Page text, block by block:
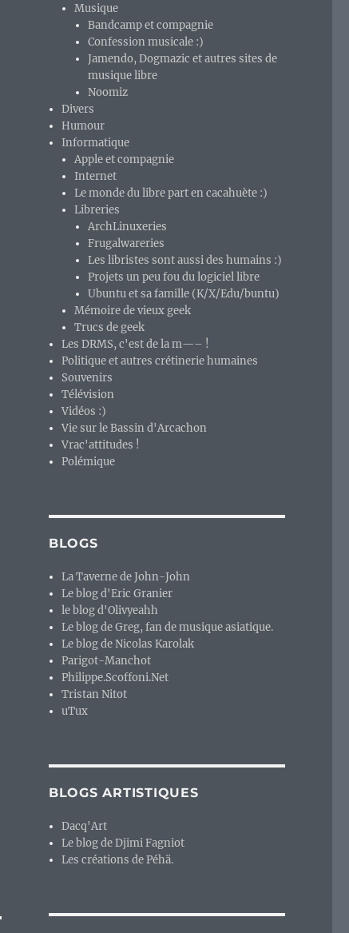
Musique
Bandcamp et compagnie
Confession musicale :)
Jamendo, Dogmazic et autres sites de
musique libre
Noomiz
Divers
Humour
Informatique
Apple et compagnie
Internet
Le monde du libre part en cacahuète :)
Libreries
ArchLinuxeries
Frugalwareries
Les libristes sont aussi des humains :)
Projets un peu fou du logiciel libre
Ubuntu et sa famille (K/X/Edu/buntu)
Mémoire de vieux geek
Trucs de geek
Les DRMS, c'est de la m—– !
Politique et autres crétinerie humaines
Souvenirs
Télévision
Vidéos :)
Vie sur le Bassin d'Arcachon
Vrac'attitudes !
Polémique
BLOGS
La Taverne de John-John
Le blog d'Eric Granier
le blog d'Olivyeahh
Le blog de Greg, fan de musique asiatique.
Le blog de Nicolas Karolak
Parigot-Manchot
Philippe.Scoffoni.Net
Tristan Nitot
uTux
BLOGS ARTISTIQUES
Dacq'Art
Le blog de Djimi Fagniot
Les créations de Péhä.